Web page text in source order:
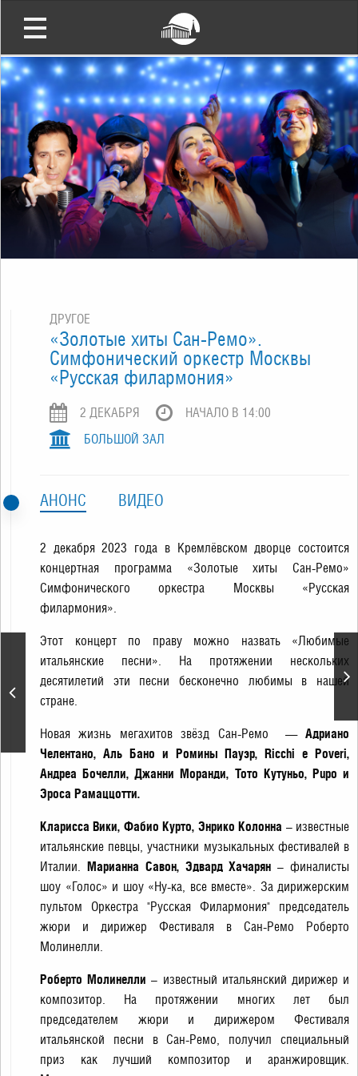
легендарные хиты в
исполнении «Floyd
Universe» с
оркестром
ДРУГОЕ
«Золотые хиты Сан-Ремо».
Симфонический оркестр Москвы
«Русская филармония»
2 ДЕКАБРЯ
НАЧАЛО В 14:00
БОЛЬШОЙ ЗАЛ
АНОНС ВИДЕО
2 декабря 2023 года в Кремлёвском дворце состоится
концертная программа «Золотые хиты Сан-Ремо»
Симфонического оркестра Москвы «Русская
филармония».
Этот концерт по праву можно назвать «Любимые
итальянские песни». На протяжении нескольких
десятилетий эти песни бесконечно любимы в нашей
стране.
Новая жизнь мегахитов звёзд Сан-Ремо — Адриано
Челентано, Аль Бано и Ромины Пауэр, Ricchi e Poveri,
Андреа Бочелли, Джанни Моранди, Тото Кутуньо, Pupo и
Эроса Рамаццотти.
Кларисса Вики, Фабио Курто, Энрико Колонна – известные
итальянские певцы, участники музыкальных фестивалей в
Италии. Марианна Савон, Эдвард Хачарян– финалисты
шоу «Голос» и шоу «Ну-ка, все вместе». За дирижерским
пультом Оркестра "Русская Филармония" председатель
жюри и дирижер Фестиваля в Сан-Ремо Роберто
Молинелли.
Роберто Молинелли – известный итальянский дирижер и
композитор. На протяжении многих лет был
председателем жюри и дирижером Фестиваля
итальянской песни в Сан-Ремо, получил специальный
приз как лучший композитор и аранжировщик.